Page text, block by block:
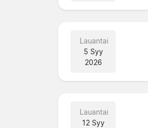
Lauantai
5 Syy
2026
Lauantai
12 Syy